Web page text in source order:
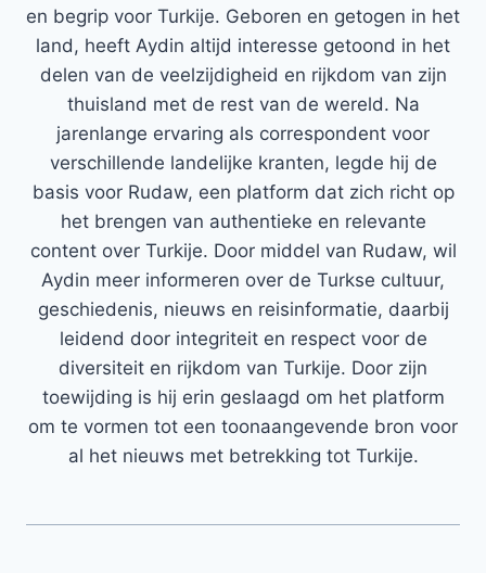
en begrip voor Turkije. Geboren en getogen in het
land, heeft Aydin altijd interesse getoond in het
delen van de veelzijdigheid en rijkdom van zijn
thuisland met de rest van de wereld. Na
jarenlange ervaring als correspondent voor
verschillende landelijke kranten, legde hij de
basis voor Rudaw, een platform dat zich richt op
het brengen van authentieke en relevante
content over Turkije. Door middel van Rudaw, wil
Aydin meer informeren over de Turkse cultuur,
geschiedenis, nieuws en reisinformatie, daarbij
leidend door integriteit en respect voor de
diversiteit en rijkdom van Turkije. Door zijn
toewijding is hij erin geslaagd om het platform
om te vormen tot een toonaangevende bron voor
al het nieuws met betrekking tot Turkije.